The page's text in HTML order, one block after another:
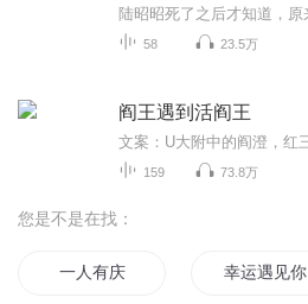
58 23.5万
阎王遇到活阎王
159 73.8万
您是不是在找：
一人有庆 幸运遇见你